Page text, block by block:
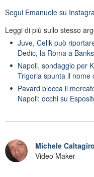
Segui Emanuele su
Leggi di più sullo stesso
Juve, Celik può
Dedic, la Roma a Banks
Napoli, sondaggio per
Trigoria spunta il nome
Pavard blocca il
Napoli: occhi su
Michele
Video Maker